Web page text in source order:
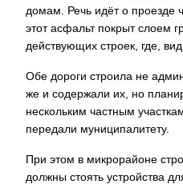
домам. Речь идёт о проезде
этот асфальт покрыт слоем
действующих строек, где,
Обе дороги строила не
же и содержали их, но
нескольким частным
передали муниципалитету.
При этом в микрорайоне
должны стоять устройства